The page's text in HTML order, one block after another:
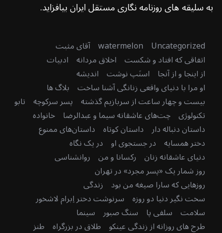
به سلیقه های روزنامه نگاری مستقل ایران بیافزاید.
Uncategorized
watermelon آقای مثبت
اتفاقی که افتاد و شکست اخلاق مردانه ادبیات
از اینجا و از آنجا اسنَپ نوشت اندیشه
او مرا با دنیای واقعی زنانگی آشنا ساخت بلاگ ها
بیست و چهار ساعت از سربازیم گذشته پسر سرکوچه تابو
تکنولوژی چت‌های عاشقانه سیما و عبدالرضا خانواده
داستان دنباله دار داستان کوتاه داستان‌های ممنوع
دختر همسایه در جستجوی او در یک نگاه
دنیای عاشقانه زنان رکسانا و من روانشناسی
روز شمار یک «پسر مجرد» در تهران
روزهایی که سارا صیغه من بود زندگی
سخت نگیر دنیا دو روزه سرنوشت دختر اِبرام لاشخور
سلامت سلفی پا سنگ صبور سینما
طرح های روزانه از زندگی عینکو طلاق در بزرگراه طنز